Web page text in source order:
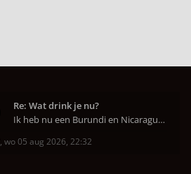
Re: Wat drink je nu?
Ik heb nu een Burundi en Nicaragua van het hoofdkw
, wo 05 aug 2026, 22:32